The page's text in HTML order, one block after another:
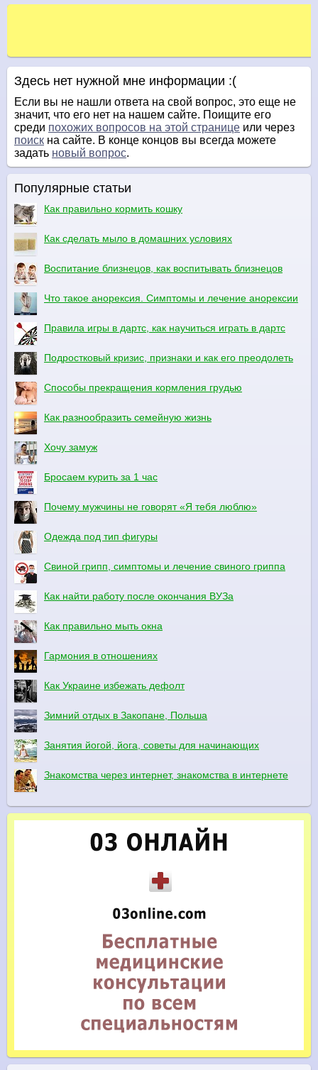
Здесь нет нужной мне информации :(
Если вы не нашли ответа на свой вопрос, это еще не
значит, что его нет на нашем сайте. Поищите его
среди похожих вопросов на этой странице или через
поиск на сайте. В конце концов вы всегда можете
задать новый вопрос.
Популярные статьи
Как правильно кормить кошку
Как сделать мыло в домашних условиях
Воспитание близнецов, как воспитывать близнецов
Что такое анорексия. Симптомы и лечение анорексии
Правила игры в дартс, как научиться играть в дартс
Подростковый кризис, признаки и как его преодолеть
Способы прекращения кормления грудью
Как разнообразить семейную жизнь
Хочу замуж
Бросаем курить за 1 час
Почему мужчины не говорят «Я тебя люблю»
Одежда под тип фигуры
Свиной грипп, симптомы и лечение свиного гриппа
Как найти работу после окончания ВУЗа
Как правильно мыть окна
Гармония в отношениях
Как Украине избежать дефолт
Зимний отдых в Закопане, Польша
Занятия йогой, йога, советы для начинающих
Знакомства через интернет, знакомства в интернете